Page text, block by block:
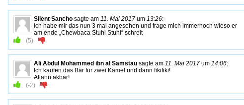
Silent Sancho sagte am 11. Mai 2017 um 13:26:
Ich habe mir das nun 3 mal angesehen und frage mich immernoch wieso er
am ende „Chewbaca Stuhl Stuhl“ schreit
(5)
Ali Abdul Mohammed ibn al Samstau sagte am 11. Mai 2017 um 14:06:
Ich kaufen das Bär für zwei Kamel und dann fikifiki!
Allahu akbar!
(-2)